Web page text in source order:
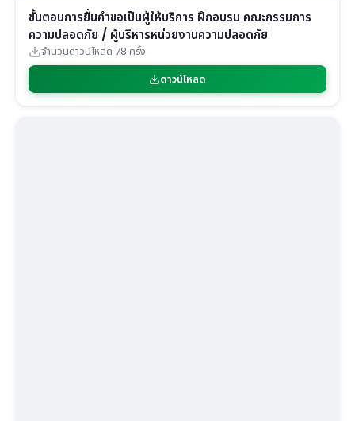
ขั้นตอนการยื่นคำขอเป็นผู้ให้บริการ ฝึกอบรม คณะกรรมการ
ความปลอดภัย / ผู้บริหารหน่วยงานความปลอดภัย
จำนวนดาวน์โหลด 78 ครั้ง
ดาวน์โหลด